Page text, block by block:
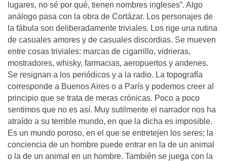
lugares, no sé por qué, tienen nombres ingleses”. Algo
análogo pasa con la obra de Cortázar. Los personajes de
la fábula son deliberadamente triviales. Los rige una rutina
de casuales amores y de casuales discordias. Se mueven
entre cosas triviales: marcas de cigarrillo, vidrieras,
mostradores, whisky, farmacias, aeropuertos y andenes.
Se resignan a los periódicos y a la radio. La topografía
corresponde a Buenos Aires o a París y podemos creer al
principio que se trata de meras crónicas. Poco a poco
sentimos que no es así. Muy sutilmente el narrador nos ha
atraído a su terrible mundo, en que la dicha es imposible.
Es un mundo poroso, en el que se entretejen los seres; la
conciencia de un hombre puede entrar en la de un animal
o la de un animal en un hombre. También se juega con la